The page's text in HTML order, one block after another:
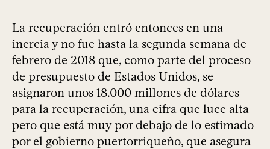
La recuperación entró entonces en una
inercia y no fue hasta la segunda semana de
febrero de 2018 que, como parte del proceso
de presupuesto de Estados Unidos, se
asignaron unos 18.000 millones de dólares
para la recuperación, una cifra que luce alta
pero que está muy por debajo de lo estimado
por el gobierno puertorriqueño, que asegura